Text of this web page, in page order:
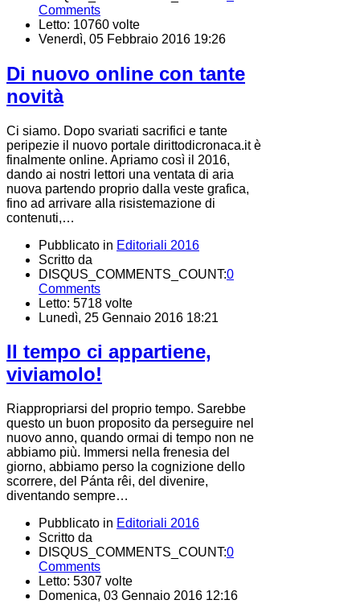
Comments
Letto: 10760 volte
Venerdì, 05 Febbraio 2016 19:26
Di nuovo online con tante
novità
Ci siamo. Dopo svariati sacrifici e tante
peripezie il nuovo portale dirittodicronaca.it è
finalmente online. Apriamo così il 2016,
dando ai nostri lettori una ventata di aria
nuova partendo proprio dalla veste grafica,
fino ad arrivare alla risistemazione di
contenuti,…
Pubblicato in Editoriali 2016
Scritto da
DISQUS_COMMENTS_COUNT:0
Comments
Letto: 5718 volte
Lunedì, 25 Gennaio 2016 18:21
Il tempo ci appartiene,
viviamolo!
Riappropriarsi del proprio tempo. Sarebbe
questo un buon proposito da perseguire nel
nuovo anno, quando ormai di tempo non ne
abbiamo più. Immersi nella frenesia del
giorno, abbiamo perso la cognizione dello
scorrere, del Pánta rêi, del divenire,
diventando sempre…
Pubblicato in Editoriali 2016
Scritto da
DISQUS_COMMENTS_COUNT:0
Comments
Letto: 5307 volte
Domenica, 03 Gennaio 2016 12:16